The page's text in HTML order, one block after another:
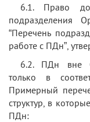
6.1. Право
подразделения
“Перечень
работе с ПДн”,
6.2. ПДн вне
только в
Примерный
структур, в
ПДн: